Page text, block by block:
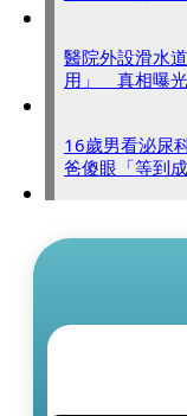
醫院外設滑水
用」 真相曝
16歲男看泌尿
爸傻眼「等到